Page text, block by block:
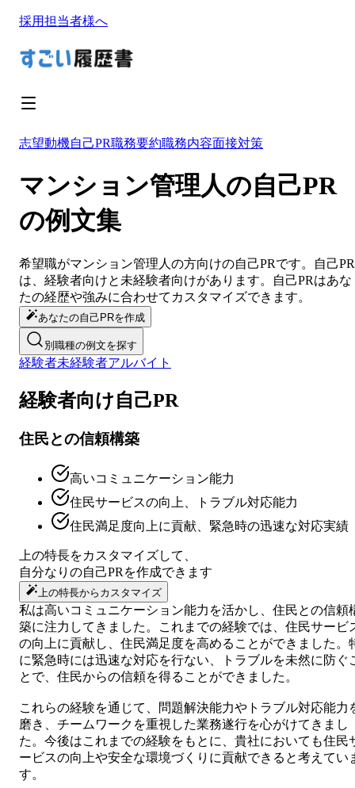
採用担当者様へ
志望動機自己PR職務要約職務内容面接対策
マンション管理人の自己PR
の例文集
希望職がマンション管理人 の方向けの自己PRです。
自己PR
は、経験者向けと未経験者向けがあります。
自己PRはあな
たの経歴や強みに合わせてカスタマイズできます。
あなたの自己PRを作成
別職種の例文を探す
経験者未経験者アルバイト
経験者向け自己PR
住民との信頼構築
高いコミュニケーション能力
住民サービスの向上、トラブル対応能力
住民満足度向上に貢献、緊急時の迅速な対応実績
上の特長をカスタマイズして、
自分なりの自己PR を作成できます
上の特長からカスタマイズ
私は高いコミュニケーション能力を活かし、住民との信頼
築に注力してきました。これまでの経験では、住民サービ
の向上に貢献し、住民満足度を高めることができました。
に緊急時には迅速な対応を行ない、トラブルを未然に防ぐ
とで、住民からの信頼を得ることができました。
これらの経験を通じて、問題解決能力やトラブル対応能力
磨き、チームワークを重視した業務遂行を心がけてきまし
た。今後はこれまでの経験をもとに、貴社においても住民
ービスの向上や安全な環境づくりに貢献できると考えてい
す。